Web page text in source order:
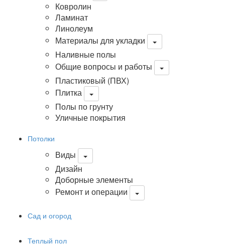
Ковролин
Ламинат
Линолеум
Материалы для укладки
Наливные полы
Общие вопросы и работы
Пластиковый (ПВХ)
Плитка
Полы по грунту
Уличные покрытия
Потолки
Виды
Дизайн
Доборные элементы
Ремонт и операции
Сад и огород
Теплый пол